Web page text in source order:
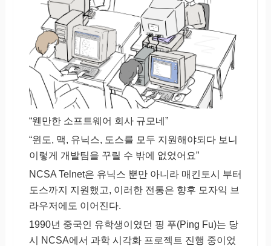
“웬만한 소프트웨어 회사 규모네”
“윈도, 맥, 유닉스, 도스를 모두 지원해야되다 보니
이렇게 개발팀을 꾸릴 수 밖에 없었어요”
NCSA Telnet은 유닉스 뿐만 아니라 매킨토시 부터
도스까지 지원했고, 이러한 전통은 향후 모자익 브
라우저에도 이어진다.
1990년 중국인 유학생이였던 핑 푸(Ping Fu)는 당
시 NCSA에서 과학 시각화 프로젝트 진행 중이었